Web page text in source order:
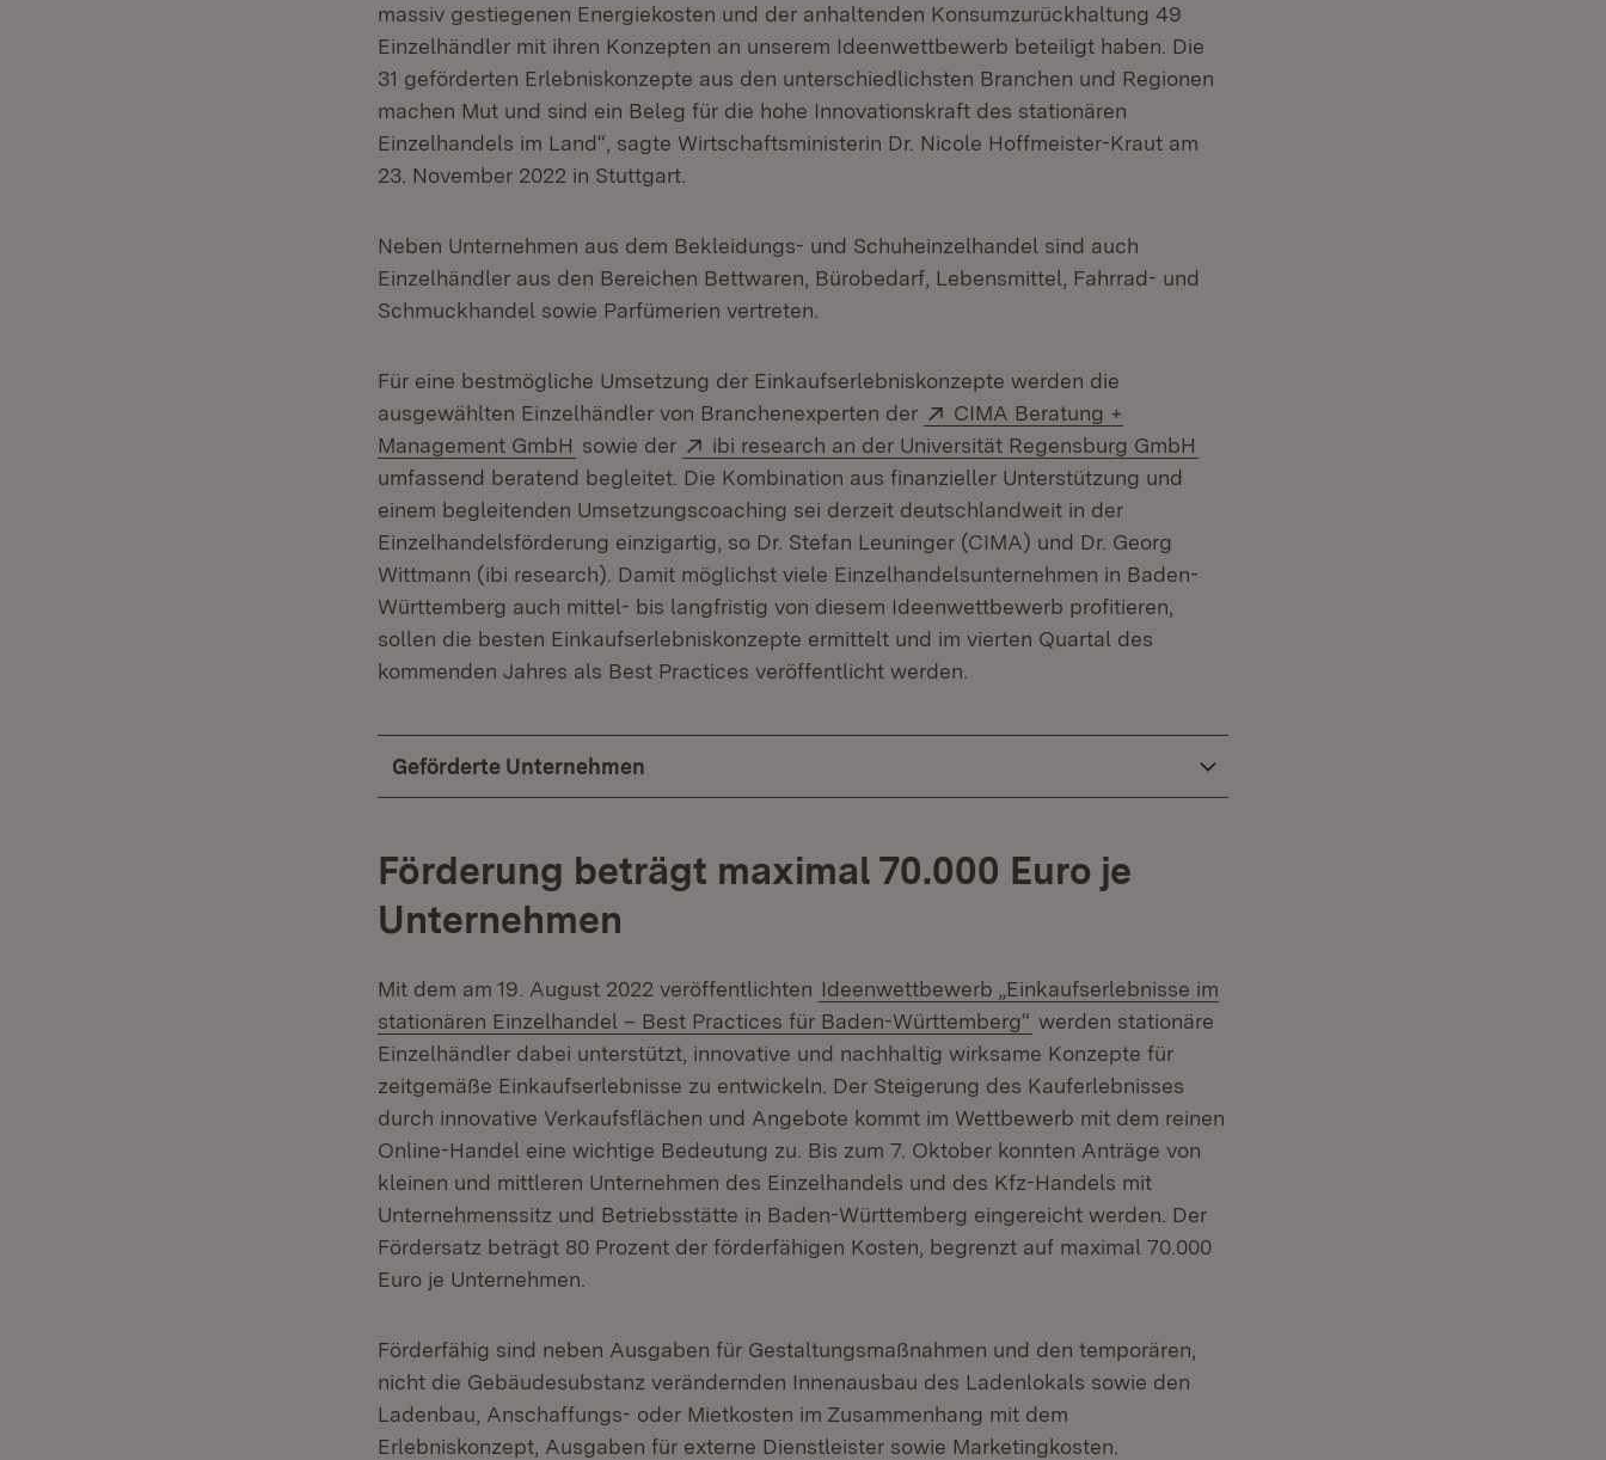
massiv gestiegenen Energiekosten und der anhaltenden Konsumzurückhaltung 49
Einzelhändler mit ihren Konzepten an unserem Ideenwettbewerb beteiligt haben. Die
31 geförderten Erlebniskonzepte aus den unterschiedlichsten Branchen und Regionen
machen Mut und sind ein Beleg für die hohe Innovationskraft des stationären
Einzelhandels im Land“, sagte Wirtschaftsministerin Dr. Nicole Hoffmeister-Kraut am
23. November 2022 in Stuttgart.
Neben Unternehmen aus dem Bekleidungs- und Schuheinzelhandel sind auch
Einzelhändler aus den Bereichen Bettwaren, Bürobedarf, Lebensmittel, Fahrrad- und
Schmuckhandel sowie Parfümerien vertreten.
Für eine bestmögliche Umsetzung der Einkaufserlebniskonzepte werden die
ausgewählten Einzelhändler von Branchenexperten der
Extern:
CIMA Beratung +
Management GmbH (Öffnet in neuem Fenster)
sowie der Extern:
ibi research an der Universität Regensburg GmbH
umfassend beratend begleitet. Die Kombination aus finanzieller Unterstützung und
einem begleitenden Umsetzungscoaching sei derzeit deutschlandweit in der
Einzelhandelsförderung einzigartig, so Dr. Stefan Leuninger (CIMA) und Dr. Georg
Wittmann (ibi research). Damit möglichst viele Einzelhandelsunternehmen in Baden-
Württemberg auch mittel- bis langfristig von diesem Ideenwettbewerb profitieren,
sollen die besten Einkaufserlebniskonzepte ermittelt und im vierten Quartal des
kommenden Jahres als Best Practices veröffentlicht werden.
Geförderte Unternehmen
Förderung beträgt maximal 70.000 Euro je
Unternehmen
Mit dem am 19. August 2022 veröffentlichten Ideenwettbewerb „Einkaufserlebnisse im
stationären Einzelhandel – Best Practices für Baden-Württemberg“ werden stationäre
Einzelhändler dabei unterstützt, innovative und nachhaltig wirksame Konzepte für
zeitgemäße Einkaufserlebnisse zu entwickeln. Der Steigerung des Kauferlebnisses
durch innovative Verkaufsflächen und Angebote kommt im Wettbewerb mit dem reinen
Online-Handel eine wichtige Bedeutung zu. Bis zum 7. Oktober konnten Anträge von
kleinen und mittleren Unternehmen des Einzelhandels und des Kfz-Handels mit
Unternehmenssitz und Betriebsstätte in Baden-Württemberg eingereicht werden. Der
Fördersatz beträgt 80 Prozent der förderfähigen Kosten, begrenzt auf maximal 70.000
Euro je Unternehmen.
Förderfähig sind neben Ausgaben für Gestaltungsmaßnahmen und den temporären,
nicht die Gebäudesubstanz verändernden Innenausbau des Ladenlokals sowie den
Ladenbau, Anschaffungs- oder Mietkosten im Zusammenhang mit dem
Erlebniskonzept, Ausgaben für externe Dienstleister sowie Marketingkosten.